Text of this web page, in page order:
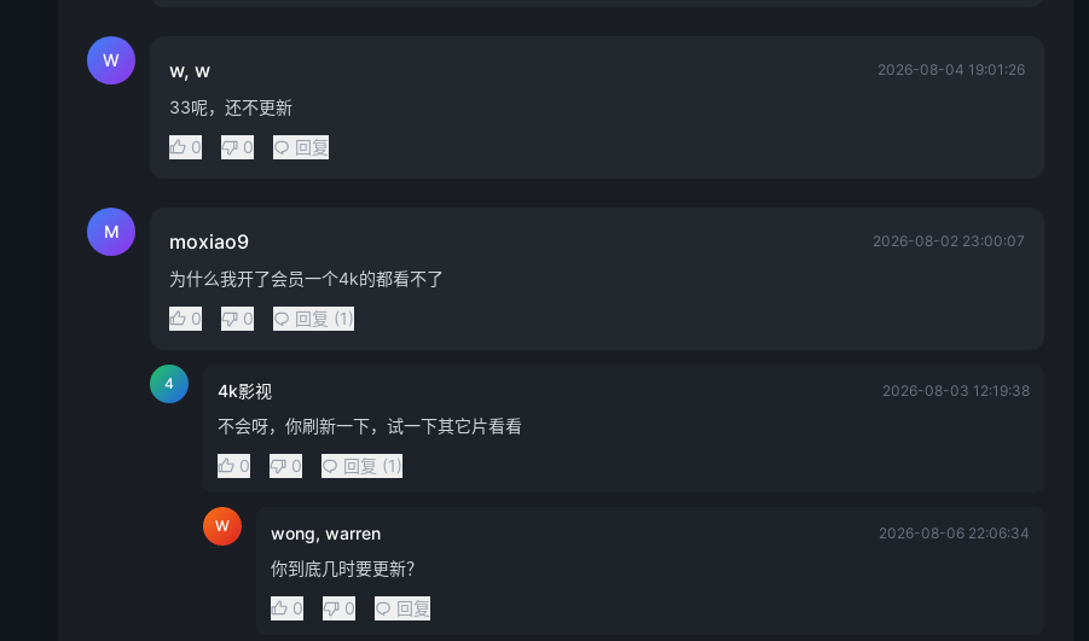
W w, w 2026-08-04 19:01:26
33呢，还不更新
0
0 回复
M moxiao9 2026-08-02 23:00:07
为什么我开了会员一个4k的都看不了
0
0 回复 (1)
4 4k影视 2026-08-03 12:19:38
不会呀，你刷新一下，试一下其它片看看
0
0 回复 (1)
W wong, warren 2026-08-06 22:06:34
你到底几时要更新？
0
0 回复